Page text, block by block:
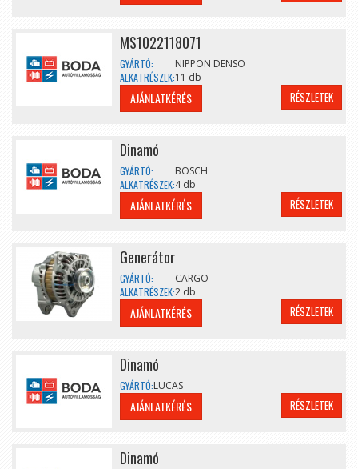
MS1022118071
GYÁRTÓ:
NIPPON DENSO
ALKATRÉSZEK:11 db
AJÁNLATKÉRÉS RÉSZLETEK
Dinamó
GYÁRTÓ:
BOSCH
ALKATRÉSZEK:4 db
AJÁNLATKÉRÉS RÉSZLETEK
Generátor
GYÁRTÓ:
CARGO
ALKATRÉSZEK:2 db
AJÁNLATKÉRÉS RÉSZLETEK
Dinamó
GYÁRTÓ:LUCAS
AJÁNLATKÉRÉS RÉSZLETEK
Dinamó